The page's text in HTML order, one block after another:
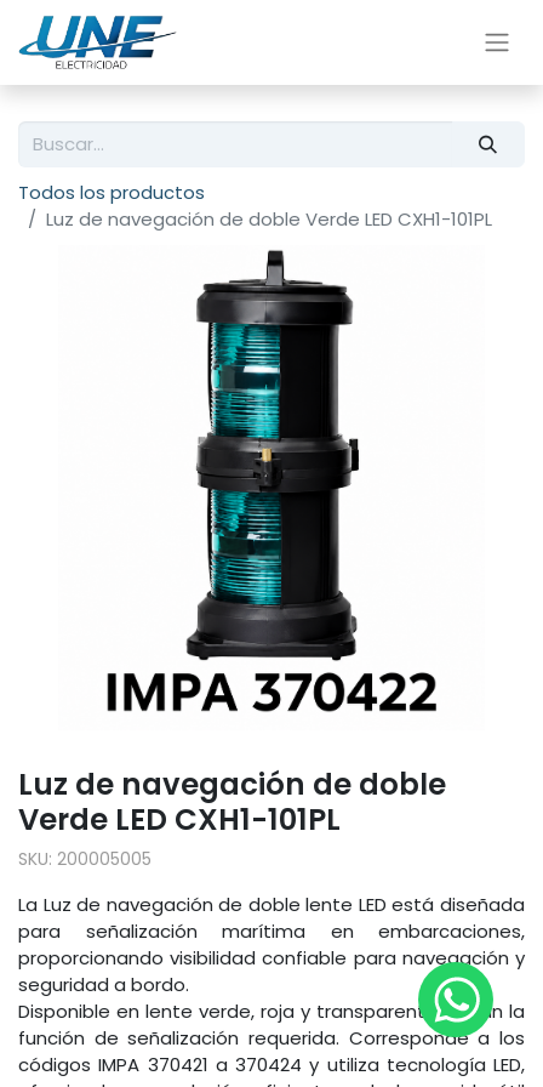
Todos los productos
Luz de navegación de doble Verde LED CXH1-101PL
Luz de navegación de doble
Verde LED CXH1-101PL
SKU: 200005005
La Luz de navegación de doble lente LED está diseñada
para señalización marítima en embarcaciones,
proporcionando visibilidad confiable para navegación y
seguridad a bordo.
Disponible en lente verde, roja y transparente, según la
función de señalización requerida. Corresponde a los
códigos IMPA 370421 a 370424 y utiliza tecnología LED,